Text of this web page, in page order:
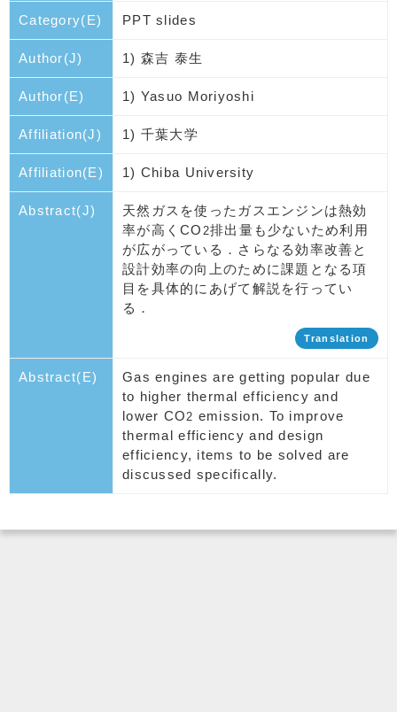
Category(E) PPT slides
Author(J) 1) 森吉 泰生
Author(E) 1) Yasuo Moriyoshi
Affiliation(J) 1) 千葉大学
Affiliation(E) 1) Chiba University
Abstract(J)
天然ガスを使ったガスエンジンは熱効
率が高くCO 2排出量も少ないため利用
が広がっている．さらなる効率改善と
設計効率の向上のために課題となる項
目を具体的にあげて解説を行ってい
る．
Translation
Abstract(E)
Gas engines are getting popular due
to higher thermal efficiency and
lower CO2 emission. To improve
thermal efficiency and design
efficiency, items to be solved are
discussed specifically.